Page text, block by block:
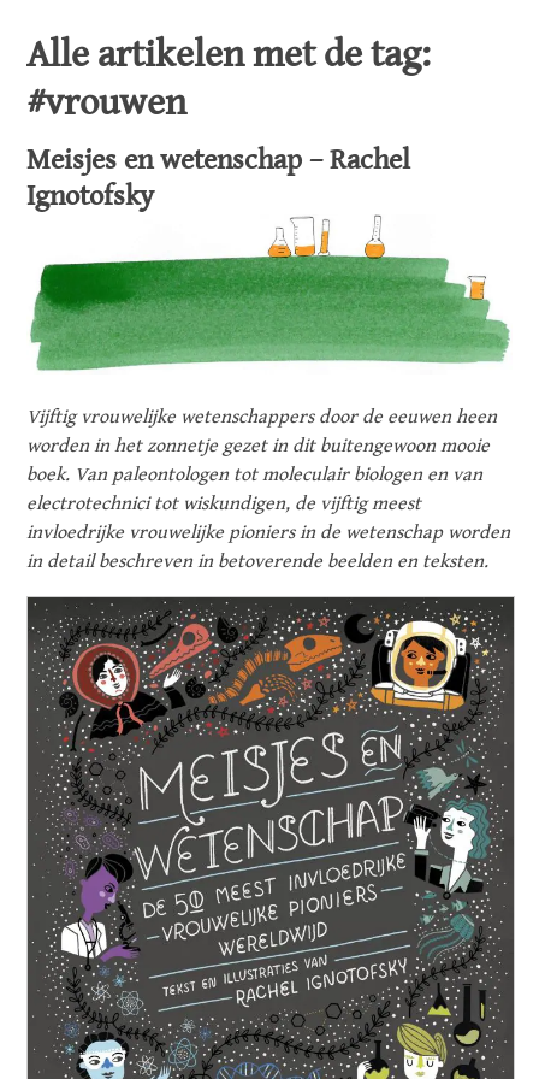
Alle artikelen met de tag:
#vrouwen
Meisjes en wetenschap – Rachel
Ignotofsky
Vijftig vrouwelijke wetenschappers door de eeuwen heen
worden in het zonnetje gezet in dit buitengewoon mooie
boek. Van paleontologen tot moleculair biologen en van
electrotechnici tot wiskundigen, de vijftig meest
invloedrijke vrouwelijke pioniers in de wetenschap worden
in detail beschreven in betoverende beelden en teksten.